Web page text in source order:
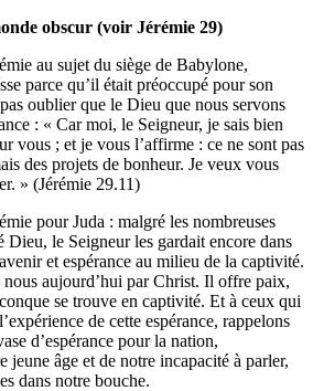
obscur (voir Jérémie 29)
au sujet du siège de Babylone,
parce qu’il était préoccupé pour son
oublier que le Dieu que nous servons
: « Car moi, le Seigneur, je sais bien
vous ; et je vous l’affirme : ce ne sont pas
des projets de bonheur. Je veux vous
» (Jérémie 29.11)
pour Juda : malgré les nombreuses
le Seigneur les gardait encore dans
et espérance au milieu de la captivité.
nous aujourd’hui par Christ. Il offre paix,
se trouve en captivité. Et à ceux qui
de cette espérance, rappelons
d’espérance pour la nation,
jeune âge et de notre incapacité à parler,
dans notre bouche.